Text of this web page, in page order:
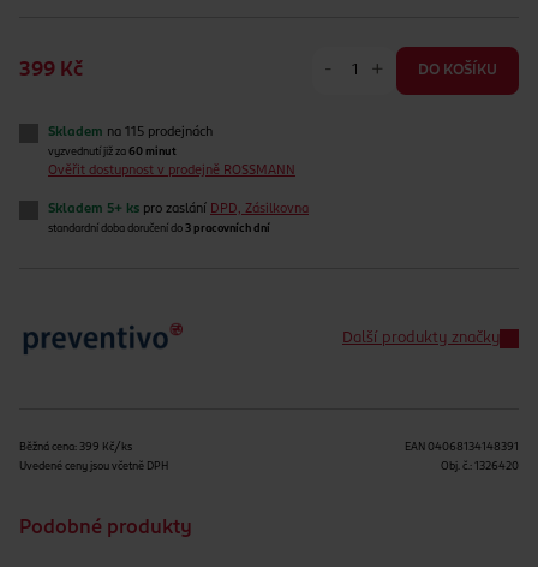
399 Kč - + DO KOŠÍKU
Skladem na 115 prodejnách
vyzvednutí již za 60 minut
Ověřit dostupnost v prodejně ROSSMANN
Skladem 5+ ks pro zaslání DPD, Zásilkovna
standardní doba doručení do 3 pracovních dní
Další produkty značky
Běžná cena: 399 Kč/ks
Uvedené ceny jsou včetně DPH
EAN 04068134148391
Obj. č.: 1326420
Podobné produkty